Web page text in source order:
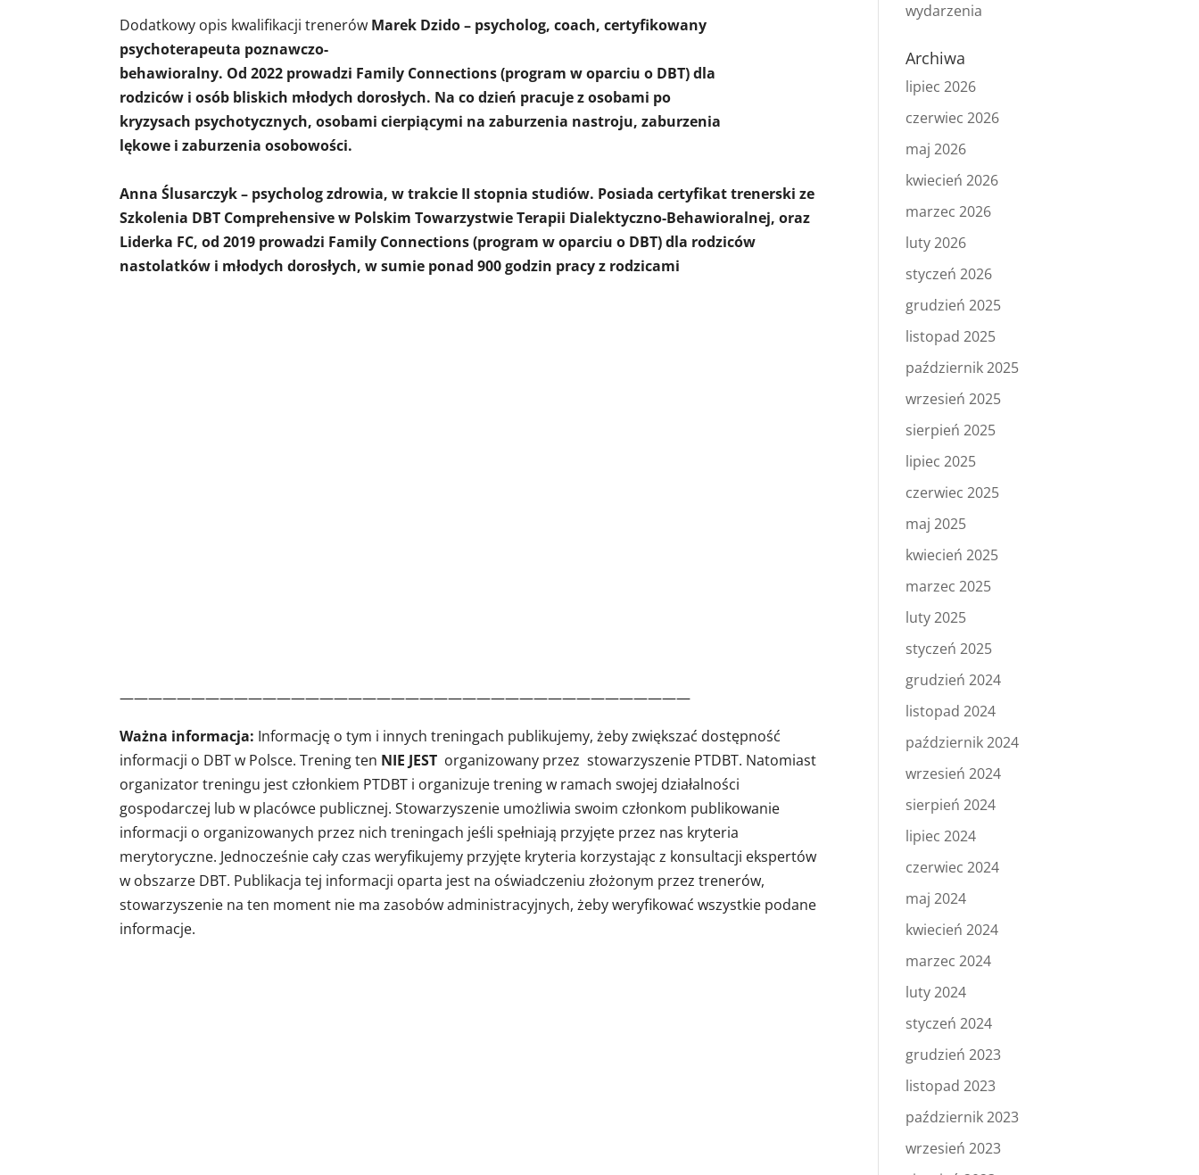
Dodatkowy opis kwalifikacji trenerów Marek Dzido – psycholog, coach, certyfikowany
psychoterapeuta poznawczo-
behawioralny. Od 2022 prowadzi Family Connections (program w oparciu o DBT) dla
rodziców i osób bliskich młodych dorosłych. Na co dzień pracuje z osobami po
kryzysach psychotycznych, osobami cierpiącymi na zaburzenia nastroju, zaburzenia
lękowe i zaburzenia osobowości.
Anna Ślusarczyk – psycholog zdrowia, w trakcie II stopnia studiów. Posiada certyfikat trenerski ze
Szkolenia DBT Comprehensive w Polskim Towarzystwie Terapii Dialektyczno-Behawioralnej, oraz
Liderka FC, od 2019 prowadzi Family Connections (program w oparciu o DBT) dla rodziców
nastolatków i młodych dorosłych, w sumie ponad 900 godzin pracy z rodzicami
————————————————————————————————————————
Ważna informacja: Informację o tym i innych treningach publikujemy, żeby zwiększać dostępność
informacji o DBT w Polsce. Trening ten NIE JEST organizowany przez stowarzyszenie PTDBT. Natomiast
organizator treningu jest członkiem PTDBT i organizuje trening w ramach swojej działalności
gospodarczej lub w placówce publicznej. Stowarzyszenie umożliwia swoim członkom publikowanie
informacji o organizowanych przez nich treningach jeśli spełniają przyjęte przez nas kryteria
merytoryczne. Jednocześnie cały czas weryfikujemy przyjęte kryteria korzystając z konsultacji ekspertów
w obszarze DBT. Publikacja tej informacji oparta jest na oświadczeniu złożonym przez trenerów,
stowarzyszenie na ten moment nie ma zasobów administracyjnych, żeby weryfikować wszystkie podane
informacje.
wydarzenia
Archiwa
lipiec 2026
czerwiec 2026
maj 2026
kwiecień 2026
marzec 2026
luty 2026
styczeń 2026
grudzień 2025
listopad 2025
październik 2025
wrzesień 2025
sierpień 2025
lipiec 2025
czerwiec 2025
maj 2025
kwiecień 2025
marzec 2025
luty 2025
styczeń 2025
grudzień 2024
listopad 2024
październik 2024
wrzesień 2024
sierpień 2024
lipiec 2024
czerwiec 2024
maj 2024
kwiecień 2024
marzec 2024
luty 2024
styczeń 2024
grudzień 2023
listopad 2023
październik 2023
wrzesień 2023